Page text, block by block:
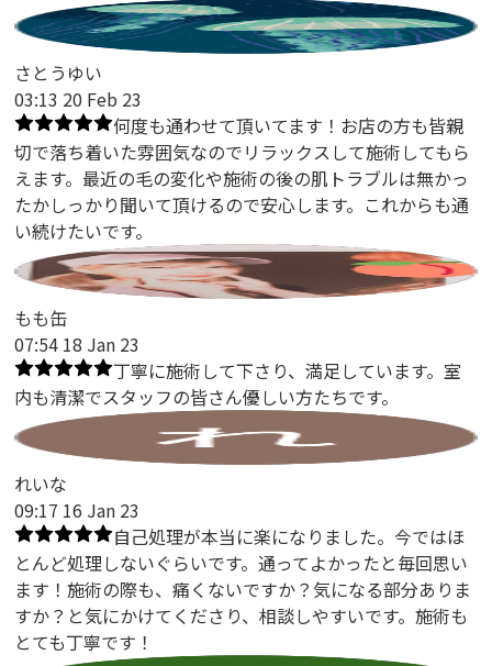
さとうゆい
03:13 20 Feb 23
何度も通わせて頂いてます！お店の方も皆親
切で落ち着いた雰囲気なのでリラックスして施術してもら
えます。最近の毛の変化や施術の後の肌トラブルは無かっ
たかしっかり聞いて頂けるので安心します。これからも通
い続けたいです。
もも缶
07:54 18 Jan 23
丁寧に施術して下さり、満足しています。室
内も清潔でスタッフの皆さん優しい方たちです。
れいな
09:17 16 Jan 23
自己処理が本当に楽になりました。今ではほ
とんど処理しないぐらいです。通ってよかったと毎回思い
ます！施術の際も、痛くないですか？気になる部分ありま
すか？と気にかけてくださり、相談しやすいです。施術も
とても丁寧です！